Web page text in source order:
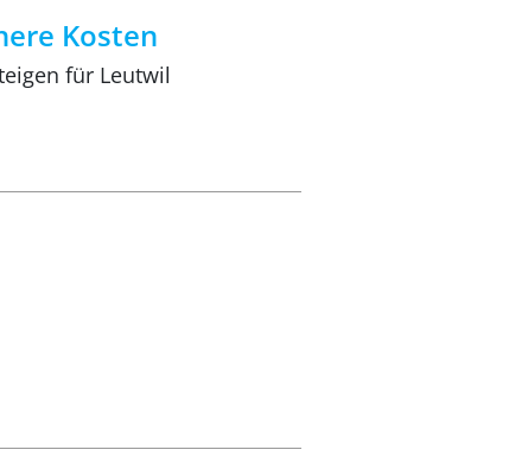
Kosten
für Leutwil